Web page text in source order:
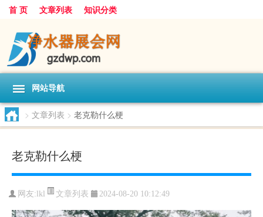
首 页 文章列表 知识分类
网站导航
> 文章列表 > 老克勒什么梗
老克勒什么梗
网友:lkl 文章列表 2024-08-20 10:12:49